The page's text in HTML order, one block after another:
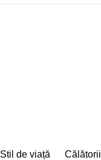
Stil de viață Călătorii